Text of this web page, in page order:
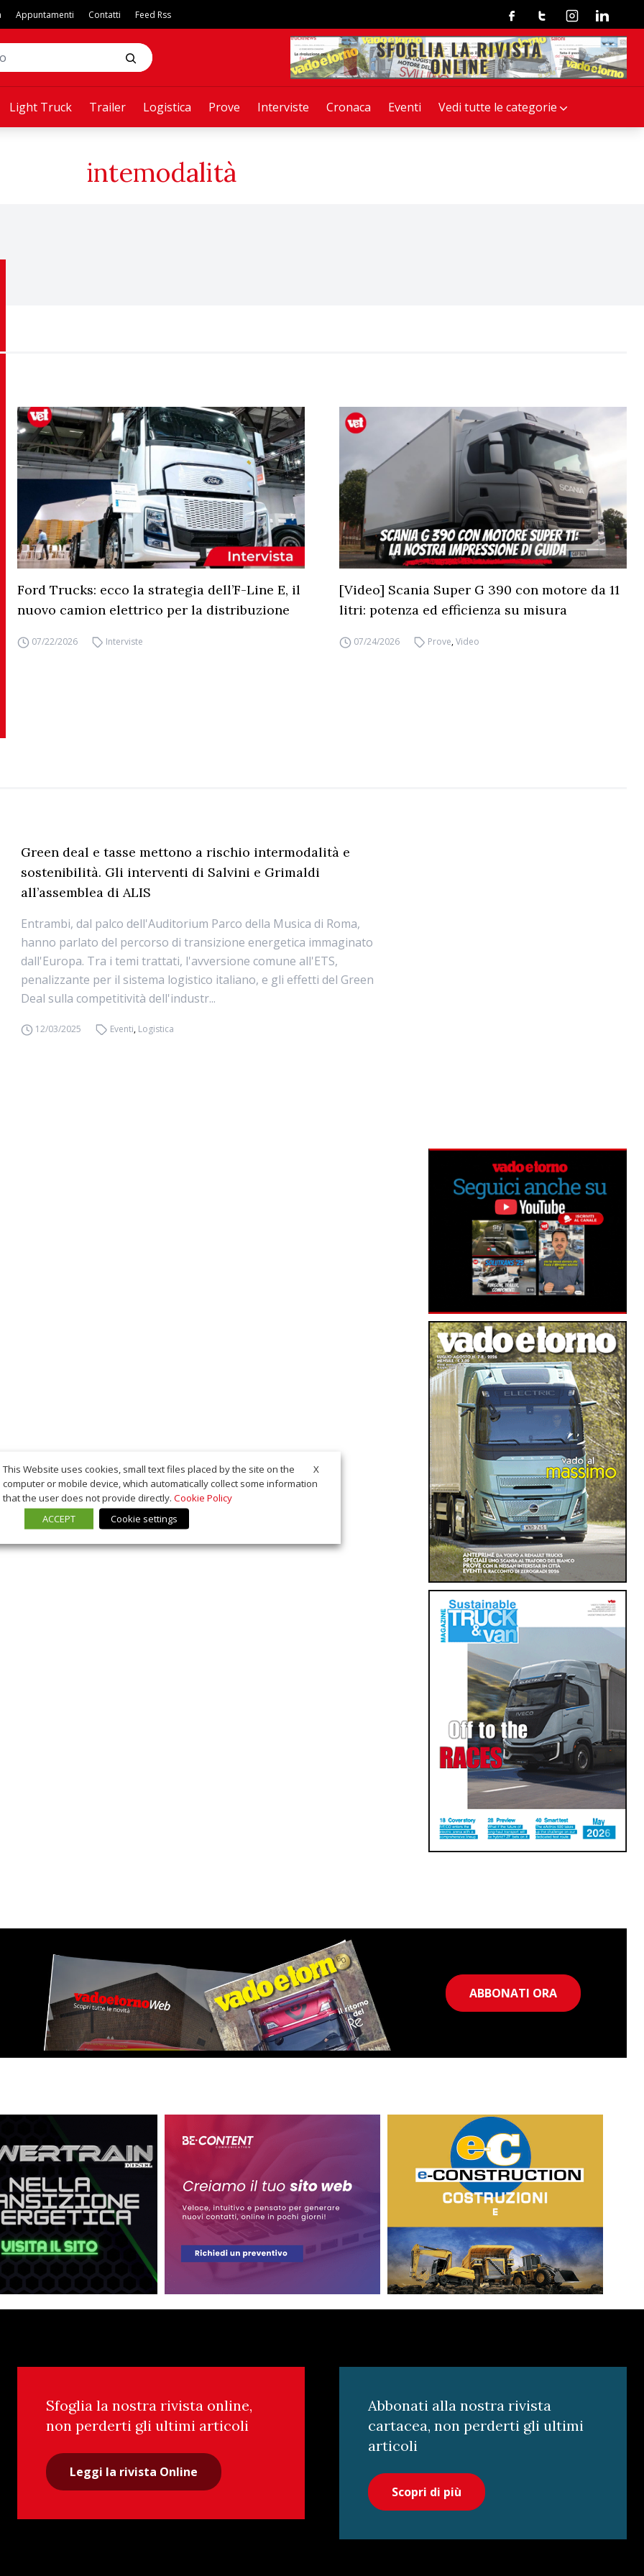
Light Truck Trailer Logistica Prove Interviste Cronaca Eventi Vedi tutte le categorie
Appuntamenti Contatti Feed Rss FacebookTwitterInstagramLinkedin
intemodalità
Ford Trucks: ecco la strategia dell’F-Line E, il
nuovo camion elettrico per la distribuzione
07/22/2026 Interviste
[Video] Scania Super G 390 con motore da 11
litri: potenza ed efficienza su misura
07/24/2026 Prove,Video
Green deal e tasse mettono a rischio intermodalità e
sostenibilità. Gli interventi di Salvini e Grimaldi
all’assemblea di ALIS
Entrambi, dal palco dell'Auditorium Parco della Musica di Roma,
hanno parlato del percorso di transizione energetica immaginato
dall'Europa. Tra i temi trattati, l'avversione comune all'ETS,
penalizzante per il sistema logistico italiano, e gli effetti del Green
Deal sulla competitività dell'industr...
12/03/2025 Eventi, Logistica
ABBONATI ORA
Sfoglia la nostra rivista online,
non perderti gli ultimi articoli
Leggi la rivista Online
Abbonati alla nostra rivista
cartacea, non perderti gli ultimi
articoli
Scopri di più
X
This Website uses cookies, small text files placed by the site on the
computer or mobile device, which automatically collect some information
that the user does not provide directly. Cookie Policy
ACCEPT
Cookie settings